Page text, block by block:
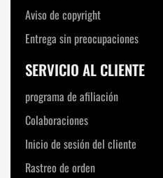
Aviso de copyright
Entrega sin preocupaciones
SERVICIO AL CLIENTE
programa de afiliación
Colaboraciones
Inicio de sesión del cliente
Rastreo de orden